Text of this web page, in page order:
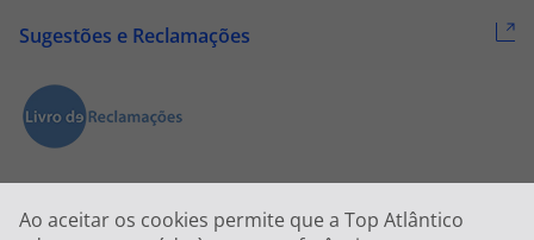
Ao aceitar os cookies permite que a Top Atlântico
Sugestões e Reclamações